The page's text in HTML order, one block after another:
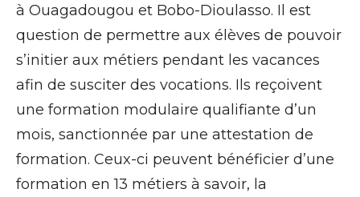
à Ouagadougou et Bobo-Dioulasso. Il est
question de permettre aux élèves de pouvoir
s’initier aux métiers pendant les vacances
afin de susciter des vocations. Ils reçoivent
une formation modulaire qualifiante d’un
mois, sanctionnée par une attestation de
formation. Ceux-ci peuvent bénéficier d’une
formation en 13 métiers à savoir, la